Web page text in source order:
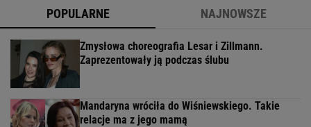
POPULARNE NAJNOWSZE
Zmysłowa choreografia Lesar i Zillmann.
Zaprezentowały ją podczas ślubu
Mandaryna wróciła do Wiśniewskiego. Takie
relacje ma z jego mamą